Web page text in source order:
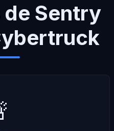
de Sentry